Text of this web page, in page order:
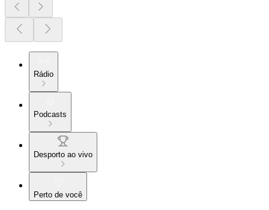
Rádio
Podcasts
Desporto ao vivo
Perto de você